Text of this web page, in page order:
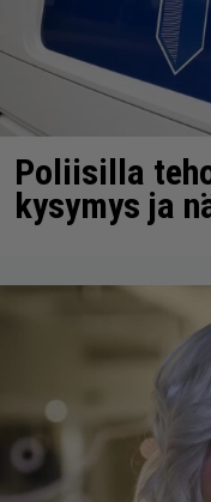
Poliisilla
kysymys ja